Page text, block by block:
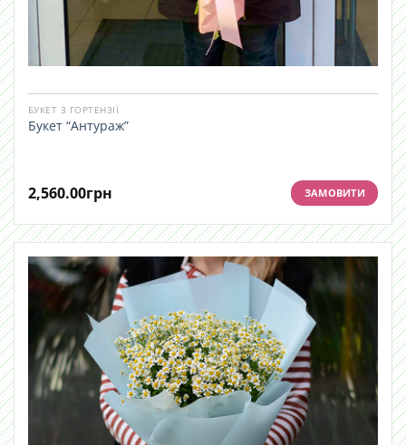
БУКЕТ З ГОРТЕНЗІЇ
Букет “Антураж”
2,560.00грн ЗАМОВИТИ